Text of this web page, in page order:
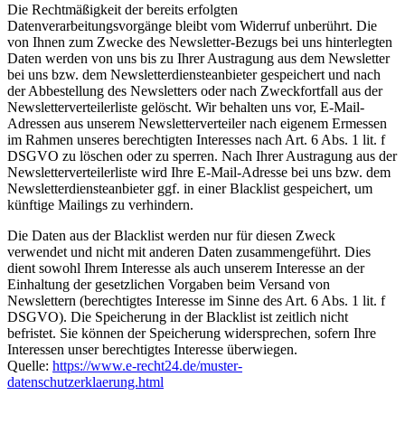
Die Rechtmäßigkeit der bereits erfolgten
Datenverarbeitungsvorgänge bleibt vom Widerruf unberührt. Die
von Ihnen zum Zwecke des Newsletter-Bezugs bei uns hinterlegten
Daten werden von uns bis zu Ihrer Austragung aus dem Newsletter
bei uns bzw. dem Newsletterdiensteanbieter gespeichert und nach
der Abbestellung des Newsletters oder nach Zweckfortfall aus der
Newsletterverteilerliste gelöscht. Wir behalten uns vor, E-Mail-
Adressen aus unserem Newsletterverteiler nach eigenem Ermessen
im Rahmen unseres berechtigten Interesses nach Art. 6 Abs. 1 lit. f
DSGVO zu löschen oder zu sperren. Nach Ihrer Austragung aus der
Newsletterverteilerliste wird Ihre E-Mail-Adresse bei uns bzw. dem
Newsletterdiensteanbieter ggf. in einer Blacklist gespeichert, um
künftige Mailings zu verhindern.
Die Daten aus der Blacklist werden nur für diesen Zweck
verwendet und nicht mit anderen Daten zusammengeführt. Dies
dient sowohl Ihrem Interesse als auch unserem Interesse an der
Einhaltung der gesetzlichen Vorgaben beim Versand von
Newslettern (berechtigtes Interesse im Sinne des Art. 6 Abs. 1 lit. f
DSGVO). Die Speicherung in der Blacklist ist zeitlich nicht
befristet. Sie können der Speicherung widersprechen, sofern Ihre
Interessen unser berechtigtes Interesse überwiegen.
Quelle: https://www.e-recht24.de/muster-
datenschutzerklaerung.html